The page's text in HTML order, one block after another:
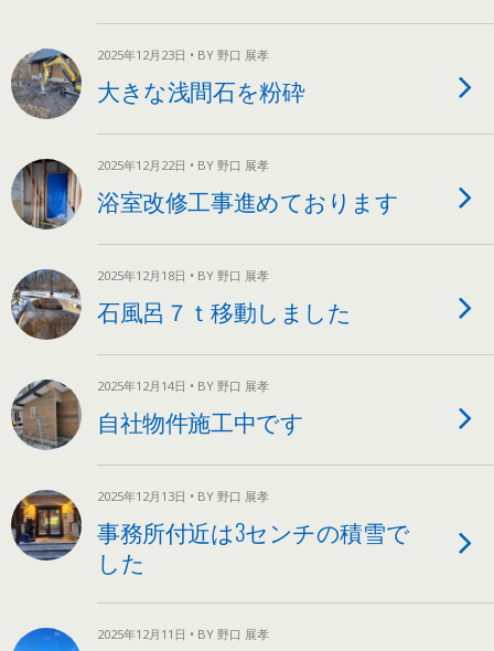
2025年12月23日 • BY 野口 展孝
大きな浅間石を粉砕
2025年12月22日 • BY 野口 展孝
浴室改修工事進めております
2025年12月18日 • BY 野口 展孝
石風呂７ｔ移動しました
2025年12月14日 • BY 野口 展孝
自社物件施工中です
2025年12月13日 • BY 野口 展孝
事務所付近は3センチの積雪で
した
2025年12月11日 • BY 野口 展孝